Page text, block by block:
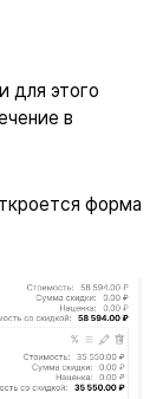
для этого
в
форма